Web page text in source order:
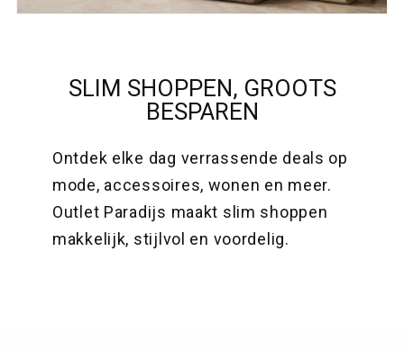
SLIM SHOPPEN, GROOTS
BESPAREN
Ontdek elke dag verrassende deals op
mode, accessoires, wonen en meer.
Outlet Paradijs maakt slim shoppen
makkelijk, stijlvol en voordelig.